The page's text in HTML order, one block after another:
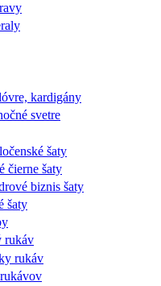
kardigány
svetre
šaty
čierne šaty
biznis šaty
šaty
rukáv
rukáv